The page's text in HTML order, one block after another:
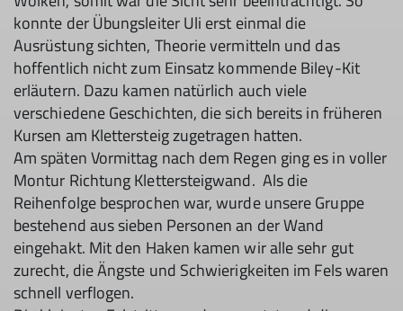
konnte der Übungsleiter Uli erst einmal die
Ausrüstung sichten, Theorie vermitteln und das
hoffentlich nicht zum Einsatz kommende Biley-Kit
erläutern. Dazu kamen natürlich auch viele
verschiedene Geschichten, die sich bereits in früheren
Kursen am Klettersteig zugetragen hatten.
Am späten Vormittag nach dem Regen ging es in voller
Montur Richtung Klettersteigwand. Als die
Reihenfolge besprochen war, wurde unsere Gruppe
bestehend aus sieben Personen an der Wand
eingehakt. Mit den Haken kamen wir alle sehr gut
zurecht, die Ängste und Schwierigkeiten im Fels waren
schnell verflogen.